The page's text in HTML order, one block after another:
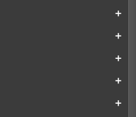
add
add
add
add
add